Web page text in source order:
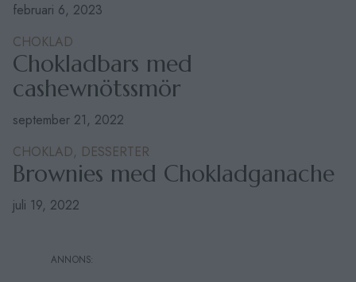
februari 6, 2023
CHOKLAD
Chokladbars med
cashewnötssmör
september 21, 2022
CHOKLAD, DESSERTER
Brownies med Chokladganache
juli 19, 2022